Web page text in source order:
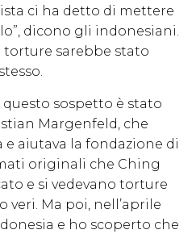
ci ha detto di mettere
dicono gli indonesiani.
torture sarebbe stato
sospetto è stato
Margenfeld, che
aiutava la fondazione di
originali che Ching
e si vedevano torture
veri. Ma poi, nell’aprile
e ho scoperto che